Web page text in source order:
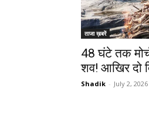
ताजा ख़बरें
48 घंटे तक
शव! आखिर दो
Shadik - July 2, 2026